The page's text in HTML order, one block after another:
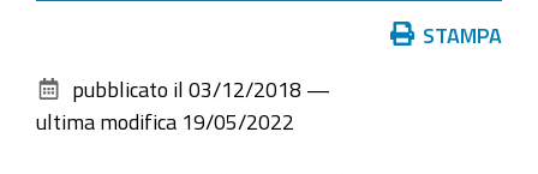
documento
STAMPA
pubblicato il 03/12/2018 —
ultima modifica 19/05/2022